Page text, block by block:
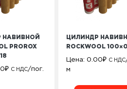
НАВИВНОЙ
PROROX
₽ С НДС/пог.
ЦИЛИНДР
ROCKWOOL
Цена: 0.00₽ С НДС
м